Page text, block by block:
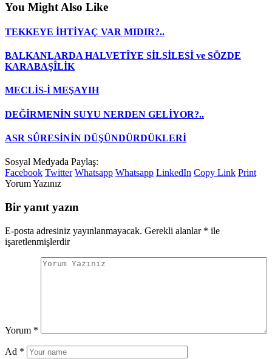
You Might Also Like
TEKKEYE İHTİYAÇ VAR MIDIR?..
BALKANLARDA HALVETÎYE SİLSİLESİ ve SÖZDE
KARABAŞÎLİK
MECLİS-İ MEŞAYIH
DEĞİRMENİN SUYU NERDEN GELİYOR?..
ASR SÛRESİNİN DÜŞÜNDÜRDÜKLERİ
Sosyal Medyada Paylaş:
Facebook Twitter Whatsapp Whatsapp LinkedIn Copy Link Print
Yorum Yazınız
Bir yanıt yazın
E-posta adresiniz yayınlanmayacak. Gerekli alanlar * ile
işaretlenmişlerdir
Yorum *
Ad *